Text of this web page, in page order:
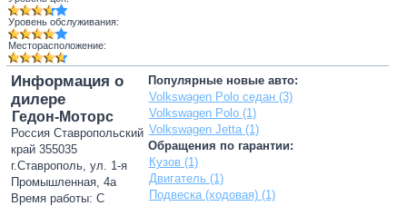
Уровень обслуживания:
Месторасположение:
Популярные новые авто:
Volkswagen Polo седан (3)
Volkswagen Polo (1)
Volkswagen Jetta (1)
Обращения по гарантии:
Кузов (1)
Двигатель (1)
Подвеска (ходовая) (1)
Информация о
дилере
Гедон-Моторс
Россия Ставропольский
край 355035
г.Ставрополь, ул. 1-я
Промышленная, 4а
Время работы: С